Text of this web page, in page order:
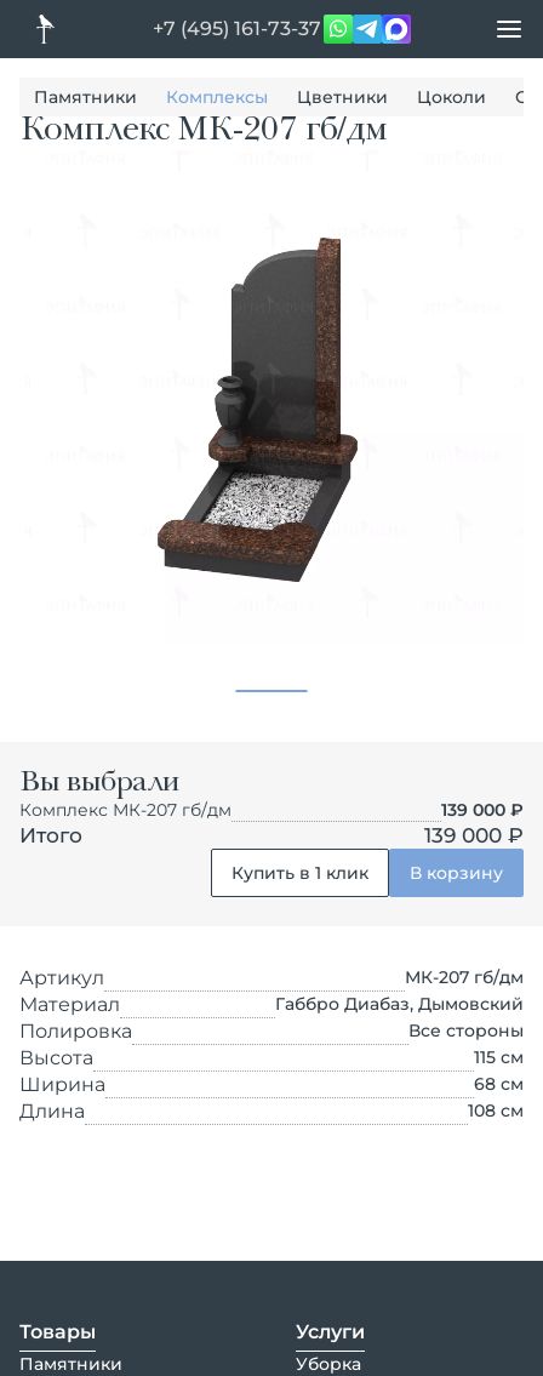
+7 (495) 161-73-37
Памятники Комплексы Цветники Цоколи
Комплекс МК-207 гб/дм
Вы выбрали
Комплекс МК-207 гб/дм 139 000 ₽
Итого 139 000 ₽
Купить в 1 клик В корзину
Артикул МК-207 гб/дм
Материал Габбро Диабаз, Дымовский
Полировка Все стороны
Высота 115 см
Ширина 68 см
Длина 108 см
Товары
Памятники
Услуги
Уборка